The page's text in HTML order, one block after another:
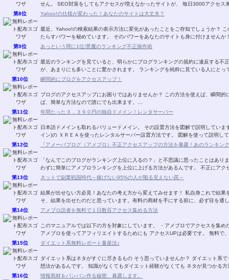
せん。 SEO対策をしてもアクセスが増えなかったサイトが、 毎日3000アクセ
第8位
Yahoo!の仕様が変わった！あなたのサイトは大丈夫？
最近、Yahoo!の検索結果の表示方法に変化があったことをご存知でしょうか？ この変化は、ユーザーのクリック誘導に大きな変化をも
第9位 あっという間に1位!悪魔のランキング不正操作術
最近のランキングを見ていると、明らかにブログランキングの規約に違反する不
が、あまりにも多いことに驚かされます。 ランキングを
第10位
瞬間的にブログをアクセスアップ！
ブログのアクセスアップにお困りではありませんか？ この方法を使えば、瞬間的にアクセスがあがります！ 一度、手順を覚えてしまえ
ば、簡単な方法なので誰にでも出来ます。…
第11位
年間たった３，３９０円の独自ドメイン！レンタサーバー
日本語ドメインも取れるバリュードメイン。 その設置方法を図解で説明しています。 ＶＡＬＵＥ－ＤＯＭＡＩＮ．ＣＯＭ(バリュ
イン)の ＸＲＥＡを使ったレンタルサーバー設置
第12位
『アメーバブログ（アメブロ）不正アクセスアップの方法を暴露！あのランキン
「なんでこのブログがランキング上位に入るの？」と不思議に思ったことはありませんか？ 実は、トラフィックエクスチ
わずに簡単にアメブロランキ
第13位
ネットで副業戦国時代～稼げない95%の人が陥る見えない罠～
結果が出せない方必見！あなたの考え方から変えてみせます！ 私自身これで結果を出し、このレポートの内容を自分の物にできたからこ
そ、結果を出せたのだと思っています。有料の商材を手にする前に、必ず目を通
第14位
アメブロ読者を無料で１日数百アクセス集める方法
このマニュアルでは以下の方を対象にしています。 ・アメブロでアクセスを集めたい。 ・集めたいけど、有料ツールは使いたくない。
アメブロを使ってアフィリエイトするためにも アク
第15位
ダイエット系無料レポート量産法♪
ダイエット系はネタがすぐに尽きるもの そう思っていませんか？ ダイエット系でも 無料レポートに書くネタが 次から次へと湧き出る発
想法があるんです。 知識がなくてもダイエット経験がなくても ネタが見つ
第16位
情報商材をバンバン作る秘密、暴露します。